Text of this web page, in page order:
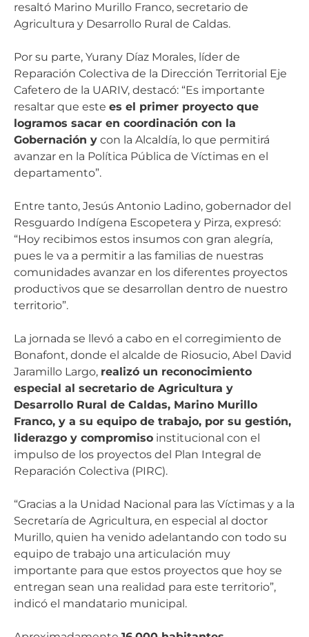
resaltó Marino Murillo Franco, secretario de
Agricultura y Desarrollo Rural de Caldas.
Por su parte, Yurany Díaz Morales, líder de
Reparación Colectiva de la Dirección Territorial Eje
Cafetero de la UARIV, destacó: “Es importante
resaltar que este es el primer proyecto que
logramos sacar en coordinación con la
Gobernación y con la Alcaldía, lo que permitirá
avanzar en la Política Pública de Víctimas en el
departamento”.
Entre tanto, Jesús Antonio Ladino, gobernador del
Resguardo Indígena Escopetera y Pirza, expresó:
“Hoy recibimos estos insumos con gran alegría,
pues le va a permitir a las familias de nuestras
comunidades avanzar en los diferentes proyectos
productivos que se desarrollan dentro de nuestro
territorio”.
La jornada se llevó a cabo en el corregimiento de
Bonafont, donde el alcalde de Riosucio, Abel David
Jaramillo Largo, realizó un reconocimiento
especial al secretario de Agricultura y
Desarrollo Rural de Caldas, Marino Murillo
Franco, y a su equipo de trabajo, por su gestión,
liderazgo y compromiso institucional con el
impulso de los proyectos del Plan Integral de
Reparación Colectiva (PIRC).
“Gracias a la Unidad Nacional para las Víctimas y a la
Secretaría de Agricultura, en especial al doctor
Murillo, quien ha venido adelantando con todo su
equipo de trabajo una articulación muy
importante para que estos proyectos que hoy se
entregan sean una realidad para este territorio”,
indicó el mandatario municipal.